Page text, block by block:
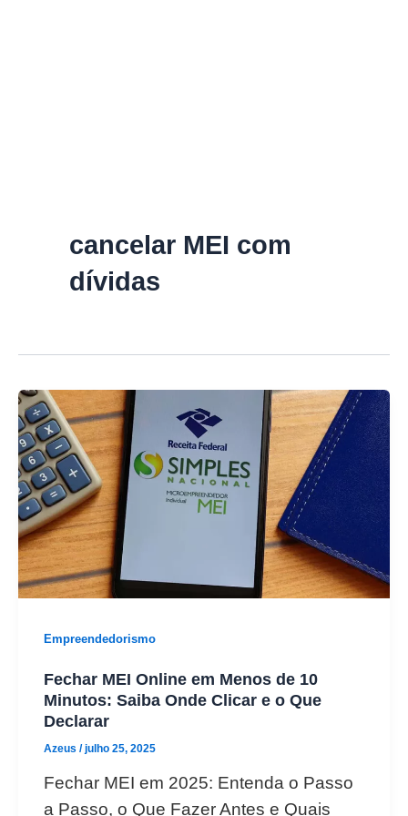
cancelar MEI com
dívidas
Empreendedorismo
Fechar MEI Online em Menos de 10
Minutos: Saiba Onde Clicar e o Que
Declarar
Azeus /julho 25, 2025
Fechar MEI em 2025: Entenda o Passo
a Passo, o Que Fazer Antes e Quais